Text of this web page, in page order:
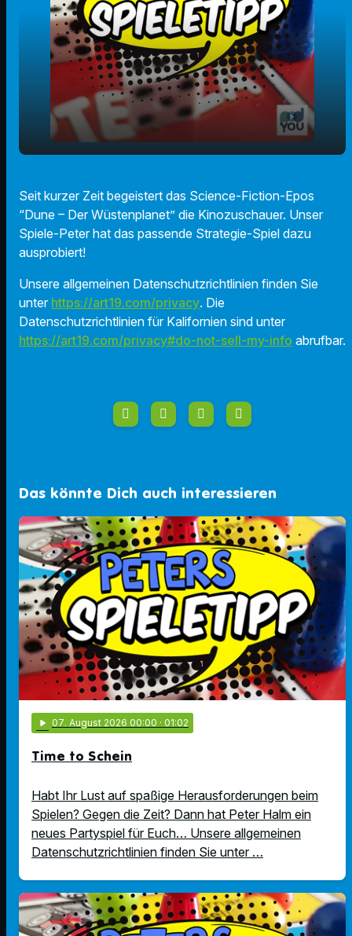
play_arrow
00:00 01:36
Seit kurzer Zeit begeistert das Science-Fiction-Epos
“Dune – Der Wüstenplanet” die Kinozuschauer. Unser
Spiele-Peter hat das passende Strategie-Spiel dazu
ausprobiert!
Unsere allgemeinen Datenschutzrichtlinien finden Sie
unter https://art19.com/privacy. Die
Datenschutzrichtlinien für Kalifornien sind unter
https://art19.com/privacy#do-not-sell-my-info abrufbar.
Das könnte Dich auch interessieren
play_arrow 07. August 2026 00:00 · 01:02
Time to Schein
Habt Ihr Lust auf spaßige Herausforderungen beim
Spielen? Gegen die Zeit? Dann hat Peter Halm ein
neues Partyspiel für Euch… Unsere allgemeinen
Datenschutzrichtlinien finden Sie unter …